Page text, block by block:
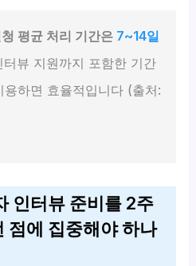
평균 처리 기간은 7~14일
뷰 지원까지 포함한 기간
하면 효율적입니다 (출처:
인터뷰 준비를 2주
점에 집중해야 하나